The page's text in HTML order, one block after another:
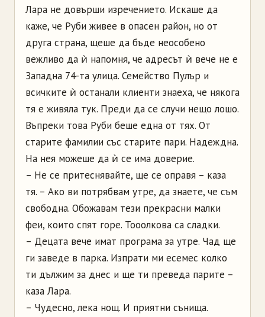
Лара не довърши изречението. Искаше да
каже, че Руби живее в опасен район, но от
друга страна, щеше да бъде неособено
вежливо да ѝ напомня, че адресът ѝ вече не е
Западна 74-та улица. Семейство Пулър и
всичките ѝ останали клиенти знаеха, че някога
тя е живяла тук. Преди да се случи нещо лошо.
Въпреки това Руби беше една от тях. От
старите фамилии със старите пари. Надеждна.
На нея можеше да ѝ се има доверие.
– Не се притеснявайте, ще се оправя – каза
тя. – Ако ви потрябвам утре, да знаете, че съм
свободна. Обожавам тези прекрасни малки
феи, които спят горе. Тооолкова са сладки.
– Децата вече имат програма за утре. Чад ще
ги заведе в парка. Изпрати ми есемес колко
ти дължим за днес и ще ти преведа парите –
каза Лара.
– Чудесно, лека нощ. И приятни сънища.